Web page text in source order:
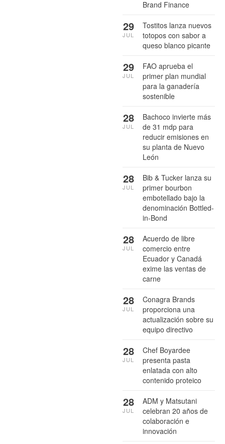
Brand Finance
Tostitos lanza nuevos
totopos con sabor a
queso blanco picante
29
JUL
FAO aprueba el
primer plan mundial
para la ganadería
sostenible
29
JUL
Bachoco invierte más
de 31 mdp para
reducir emisiones en
su planta de Nuevo
León
28
JUL
Bib & Tucker lanza su
primer bourbon
embotellado bajo la
denominación Bottled-
in-Bond
28
JUL
Acuerdo de libre
comercio entre
Ecuador y Canadá
exime las ventas de
carne
28
JUL
Conagra Brands
proporciona una
actualización sobre su
equipo directivo
28
JUL
Chef Boyardee
presenta pasta
enlatada con alto
contenido proteico
28
JUL
ADM y Matsutani
celebran 20 años de
colaboración e
innovación
28
JUL